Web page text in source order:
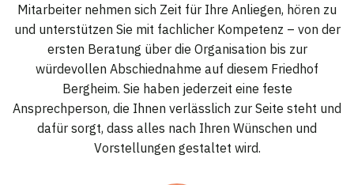
Mitarbeiter nehmen sich Zeit für Ihre Anliegen, hören zu
und unterstützen Sie mit fachlicher Kompetenz – von der
ersten Beratung über die Organisation bis zur
würdevollen Abschiednahme auf diesem Friedhof
Bergheim. Sie haben jederzeit eine feste
Ansprechperson, die Ihnen verlässlich zur Seite steht und
dafür sorgt, dass alles nach Ihren Wünschen und
Vorstellungen gestaltet wird.